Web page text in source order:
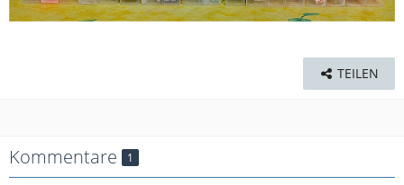
TEILEN
Kommentare 1